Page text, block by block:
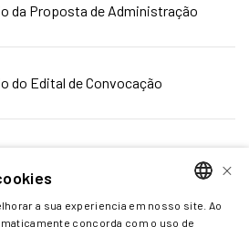
da Proposta de Administração
do Edital de Convocação
PORTUGUESE
×
a sua experiencia em nosso site. Ao
concorda com o uso de